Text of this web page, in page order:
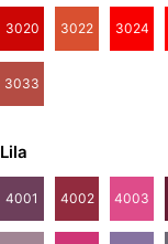
3020 3022 3024
3033
Lila
4001 4002 4003